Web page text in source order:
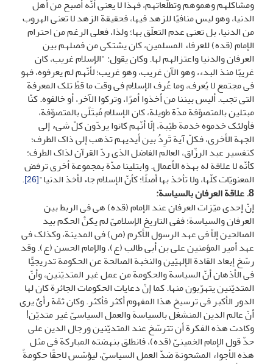
ومشاکلهم وهموهم وتطلّعاتهم، فهذا لا یعنی أنّه أصبح من أهل
الدنیا، وهو لیس منافیًا للزهد فیها، فحقیقة الزهد لا تعنی الهروب
من الدنیا، بل تعنی عدم التعلّق بها؛ ولذا، فعلى الرغم من احترام
الإمام (قده) للعرفاء المسلمین، کان یشتکی من فصلهم بین
العرفان والدنیا واعتزالهم لها. وکان یقول: "الإسلام غریب، کان
غریبًا منذ البدء، وهو الآن غریب، وهو غریب؛ لأنّهم لم یعرفوه، فهو
فی مجتمع لا یُعرف، وما عُرف الإسلام فی وقت ما قطّ تلک المعرفة
التی تجب. ألیس بیننا من أخذوا أمرًا، وترکوا الآخر، أو خالفوه. کنّا
مبتلین بالمتصوّفة مدّة طویلة، کان الإسلام مُبتَلًى بالمتصوّفة،
فأولئک خدموه خدمة طیّبة، إلّا أنّهم کانوا یردّون کلّ شی‏ء إلى
الجهة الأخرى، فکلّ آیة تَرِدُ بین أیدیهم تذهب إلى ذاک الطرف؛
کتفسیر عبد الرزّاق، العالم الفاضل الذی ردّ القرآن لذاک الطرف؛
کأنّه لا علاقة له بهذه الأعمال. وابتلینا مدّة بمجموعة أخرى ترفض
المعنویّات کلّها، ولا تأخذ بها أصلًا؛ کأنّ الإسلام جاء لأخذ الدنیا"[26]
.
8. علاقة العرفان بالسیاسة :
إنّ إحدى میّزات العرفان عند الإمام (قده) هی فی الربط بین
العرفان والسیاسة؛ ففی التاریخ الإسلامیّ لم یکنْ الحکم بید
الصالحین إلاّ فی عهد الرسول الأکرم (ص) فی المدینة، وکذلک فی
عهد أمیر المؤمنین علی بن أبی طالب (ع)، والإمام الحسن (ع). وقد
رسّخ إبعاد القادة الإلهیّین والنخبة الصالحة عن الحکومة تدریجیًّا
فی الأذهان أنّ السیاسة والحکومة من عمل غیر المتدیّنین، وأنّ
المتدیّنین یتهرّبون منها. کما إنّ دعایات الحکومات الجائرة کان لها
الدور الأکبر فی ترسیخ هذا المفهوم أکثر فأکثر. وکان ثمّة رأیٌ یرى
أنّ عالم الدین المنشغل بالسیاسة والعمل السیاسیّ غیر متدیّن!
وکادت هذه الفکرة أن تترسّخ عند المتدیّنین ورجال الدین على
حدّ قول الإمام الخمینیّ (قده)، فانطلق بنهضته المبارکة فی مثل
هذه الأجواء المشحونة ضدّ العمل السیاسیّ، لیؤسّس لاحقًا حکومةً